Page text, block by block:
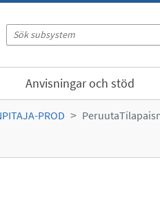
Anvisningar och stöd
PROD